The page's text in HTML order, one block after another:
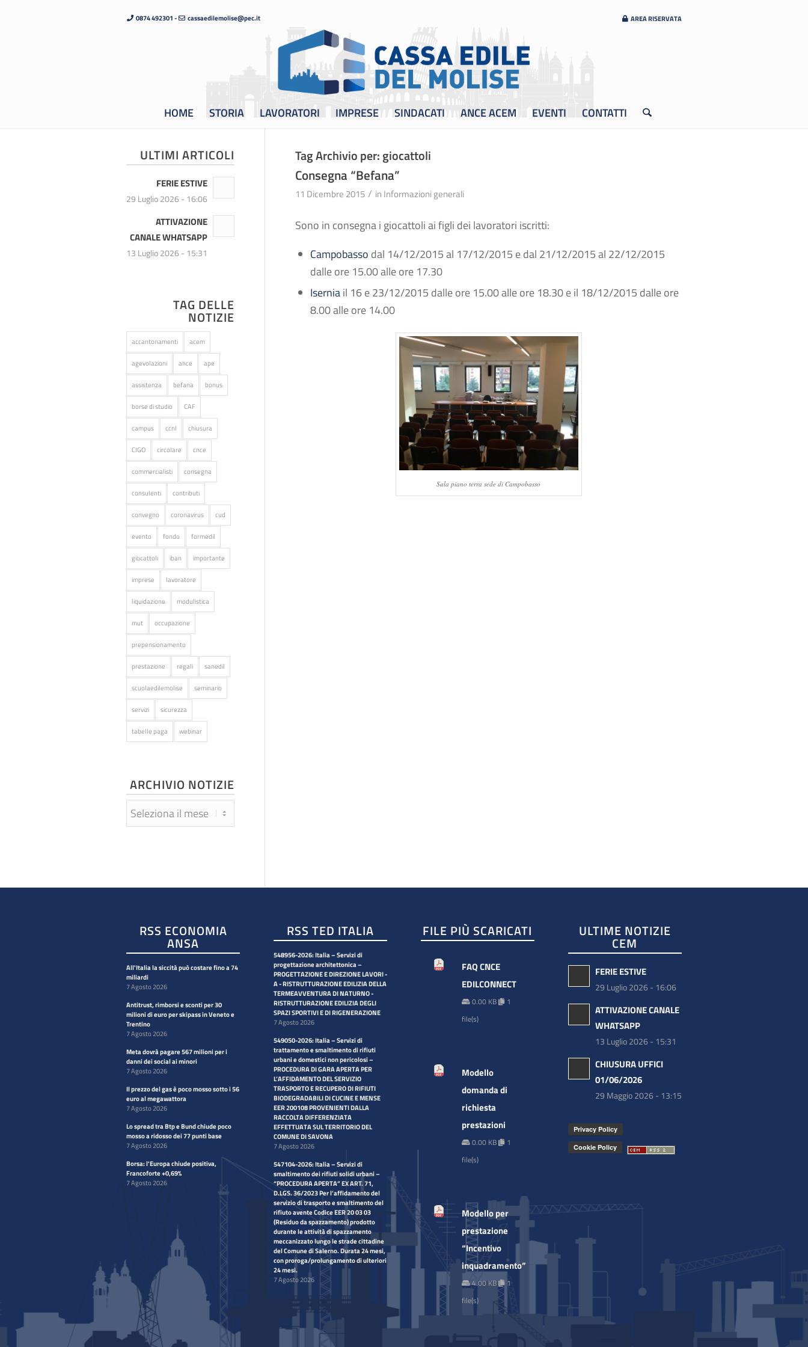
AREA RISERVATA
0874 492301 - cassaedilemolise@pec.it
HOME STORIA LAVORATORI IMPRESE SINDACATI ANCE ACEM EVENTI CONTATTI
Tag Archivio per:giocattoli
Consegna “Befana”
11 Dicembre 2015 / in Informazioni generali
Sono in consegna i giocattoli ai figli dei lavoratori iscritti:
Campobasso dal 14/12/2015 al 17/12/2015 e dal 21/12/2015 al 22/12/2015
dalle ore 15.00 alle ore 17.30
Iserniail 16 e 23/12/2015 dalle ore 15.00 alle ore 18.30 e il 18/12/2015 dalle ore
8.00 alle ore 14.00
Sala piano terra sede di Campobasso
ULTIMI ARTICOLI
FERIE ESTIVE
29 Luglio 2026 - 16:06
ATTIVAZIONE
CANALE WHATSAPP
13 Luglio 2026 - 15:31
TAG DELLE
NOTIZIE
accantonamenti acem
agevolazioni ance ape
assistenza befana bonus
borse di studio CAF
campus ccnl chiusura
CIGO circolare cnce
commercialisti consegna
consulenti contributi
convegno coronavirus cud
evento fondo formedil
giocattoli iban importante
imprese lavoratore
liquidazione modulistica
mut occupazione
prepensionamento
prestazione regali sanedil
scuolaedilemolise seminario
servizi sicurezza
tabelle paga webinar
ARCHIVIO NOTIZIE
RSS ECONOMIA
ANSA
All'Italia la siccità può costare fino a 74
miliardi
7 Agosto 2026
Antitrust, rimborsi e sconti per 30
milioni di euro per skipass in Veneto e
Trentino
7 Agosto 2026
Meta dovrà pagare 567 milioni per i
danni dei social ai minori
7 Agosto 2026
Il prezzo del gas è poco mosso sotto i 56
euro al megawattora
7 Agosto 2026
Lo spread tra Btp e Bund chiude poco
mosso a ridosso dei 77 punti base
7 Agosto 2026
Borsa: l'Europa chiude positiva,
Francoforte +0,69%
7 Agosto 2026
RSS TED ITALIA
548956-2026: Italia – Servizi di
progettazione architettonica –
PROGETTAZIONE E DIREZIONE LAVORI -
A - RISTRUTTURAZIONE EDILIZIA DELLA
TERMEAVVENTURA DI NATURNO -
RISTRUTTURAZIONE EDILIZIA DEGLI
SPAZI SPORTIVI E DI RIGENERAZIONE
7 Agosto 2026
549050-2026: Italia – Servizi di
trattamento e smaltimento di rifiuti
urbani e domestici non pericolosi –
PROCEDURA DI GARA APERTA PER
L’AFFIDAMENTO DEL SERVIZIO
TRASPORTO E RECUPERO DI RIFIUTI
BIODEGRADABILI DI CUCINE E MENSE
EER 200108 PROVENIENTI DALLA
RACCOLTA DIFFERENZIATA
EFFETTUATA SUL TERRITORIO DEL
COMUNE DI SAVONA
7 Agosto 2026
547104-2026: Italia – Servizi di
smaltimento dei rifiuti solidi urbani –
“PROCEDURA APERTA” EX ART. 71,
D.LGS. 36/2023 Per l’affidamento del
servizio di trasporto e smaltimento del
rifiuto avente Codice EER 20 03 03
(Residuo da spazzamento) prodotto
durante le attività di spazzamento
meccanizzato lungo le strade cittadine
del Comune di Salerno. Durata 24 mesi,
con proroga/prolungamento di ulteriori
24 mesi.
7 Agosto 2026
FILE PIÙ SCARICATI
FAQ CNCE
EDILCONNECT
0.00 KB
1
file(s)
Modello
domanda di
richiesta
prestazioni
0.00 KB
1
file(s)
Modello per
prestazione
“Incentivo
inquadramento”
4.00 KB
1
file(s)
ULTIME NOTIZIE
CEM
FERIE ESTIVE
29 Luglio 2026 - 16:06
ATTIVAZIONE CANALE
WHATSAPP
13 Luglio 2026 - 15:31
CHIUSURA UFFICI
01/06/2026
29 Maggio 2026 - 13:15